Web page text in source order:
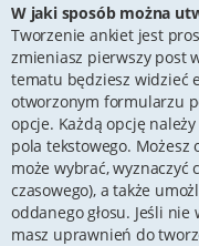
W jaki sposób można
Tworzenie ankiet jest
zmieniasz pierwszy post
tematu będziesz widzieć
otworzonym formularzu
opcje. Każdą opcję
pola tekstowego.
może wybrać, wyznaczyć
czasowego), a także
oddanego głosu. Jeśli
masz uprawnień do